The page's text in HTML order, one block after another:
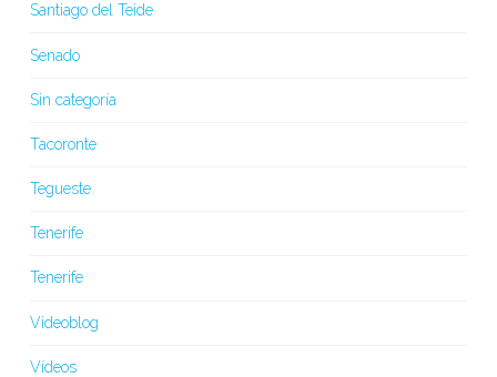
Santiago del Teide
Senado
Sin categoría
Tacoronte
Tegueste
Tenerife
Tenerife
Videoblog
Vídeos